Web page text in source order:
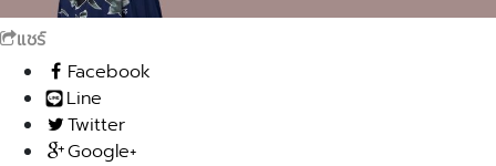
แชร์
Facebook
Line
Twitter
Google+